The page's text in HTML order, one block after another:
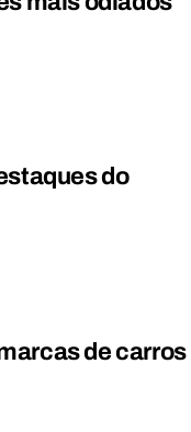
do
de carros